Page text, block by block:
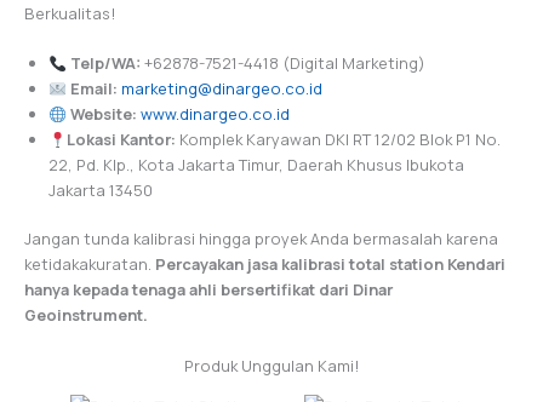
Berkualitas!
Telp/WA: +62878-7521-4418 (Digital Marketing)
Email: marketing@dinargeo.co.id
Website: www.dinargeo.co.id
Lokasi Kantor: Komplek Karyawan DKI RT 12/02 Blok P1 No.
22, Pd. Klp., Kota Jakarta Timur, Daerah Khusus Ibukota
Jakarta 13450
Jangan tunda kalibrasi hingga proyek Anda bermasalah karena
ketidakakuratan. Percayakan jasa kalibrasi total station Kendari
hanya kepada tenaga ahli bersertifikat dari Dinar
Geoinstrument.
Produk Unggulan Kami!